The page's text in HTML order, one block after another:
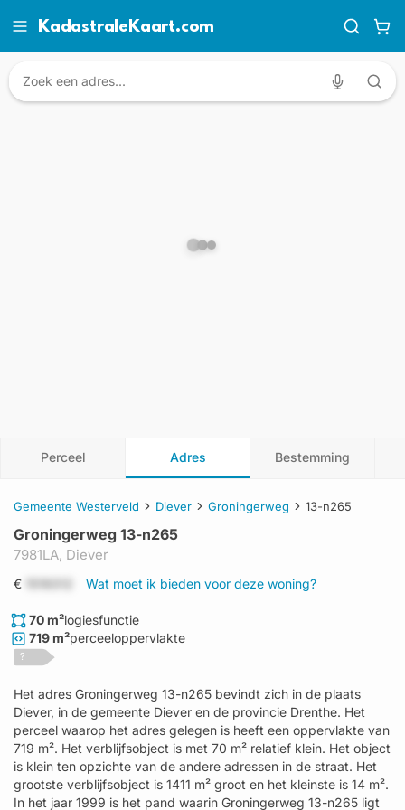
KadastraleKaart.com
Perceel Adres Bestemming
Gemeente Westerveld Diever Groningerweg 13-n265
Groningerweg 13-n265
7981LA, Diever
€ Wat moet ik bieden voor deze woning?
70 m²logiesfunctie
719 m²perceeloppervlakte
?
Het adres Groningerweg 13-n265 bevindt zich in de plaats
Diever, in de gemeente Diever en de provincie Drenthe. Het
perceel waarop het adres gelegen is heeft een oppervlakte van
719 m². Het verblijfsobject is met 70 m² relatief klein. Het object
is klein ten opzichte van de andere adressen in de straat. Het
grootste verblijfsobject is 1411 m² groot en het kleinste is 14 m².
In het jaar 1999 is het pand waarin Groningerweg 13-n265 ligt